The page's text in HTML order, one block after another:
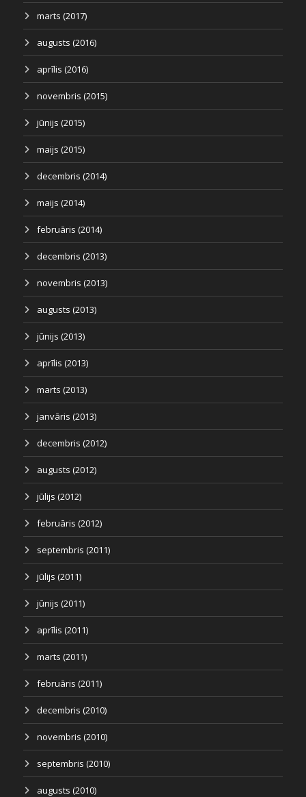
marts (2017)
augusts (2016)
aprīlis (2016)
novembris (2015)
jūnijs (2015)
maijs (2015)
decembris (2014)
maijs (2014)
februāris (2014)
decembris (2013)
novembris (2013)
augusts (2013)
jūnijs (2013)
aprīlis (2013)
marts (2013)
janvāris (2013)
decembris (2012)
augusts (2012)
jūlijs (2012)
februāris (2012)
septembris (2011)
jūlijs (2011)
jūnijs (2011)
aprīlis (2011)
marts (2011)
februāris (2011)
decembris (2010)
novembris (2010)
septembris (2010)
augusts (2010)